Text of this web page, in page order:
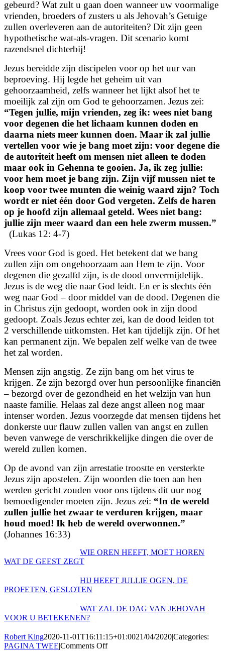
gebeurd? Wat zult u gaan doen wanneer uw voormalige
vrienden, broeders of zusters u als Jehovah’s Getuige
zullen overleveren aan de autoriteiten? Dit zijn geen
hypothetische wat-als-vragen. Dit scenario komt
razendsnel dichterbij!
Jezus bereidde zijn discipelen voor op het uur van
beproeving. Hij legde het geheim uit van
gehoorzaamheid, zelfs wanneer het lijkt alsof het te
moeilijk zal zijn om God te gehoorzamen. Jezus zei:
“Tegen jullie, mijn vrienden, zeg ik: wees niet bang
voor degenen die het lichaam kunnen doden en
daarna niets meer kunnen doen. Maar ik zal jullie
vertellen voor wie je bang moet zijn: voor degene die
de autoriteit heeft om mensen niet alleen te doden
maar ook in Gehenna te gooien. Ja, ik zeg jullie:
voor hem moet je bang zijn. Zijn vijf mussen niet te
koop voor twee munten die weinig waard zijn? Toch
wordt er niet één door God vergeten. Zelfs de haren
op je hoofd zijn allemaal geteld. Wees niet bang:
jullie zijn meer waard dan een hele zwerm mussen.”
(Lukas 12: 4-7)
Vrees voor God is goed. Het betekent dat we bang
zullen zijn om ongehoorzaam aan Hem te zijn. Voor
degenen die gezalfd zijn, is de dood onvermijdelijk.
Jezus is de weg die naar God leidt. En er is slechts één
weg naar God – door middel van de dood. Degenen die
in Christus zijn gedoopt, worden ook in zijn dood
gedoopt. Zoals Jezus echter zei, kan de dood leiden tot
2 verschillende uitkomsten. Het kan tijdelijk zijn. Of het
kan permanent zijn. We bepalen zelf welke van de twee
het zal worden.
Mensen zijn angstig. Ze zijn bang om het virus te
krijgen. Ze zijn bezorgd over hun persoonlijke financiën
– bezorgd over de gezondheid en het welzijn van hun
naaste familie. Helaas zal deze angst alleen nog maar
intenser worden. Jezus voorzegde dat mensen tijdens het
donkerste uur flauw zullen vallen van angst en zullen
beven vanwege de verschrikkelijke dingen die over de
wereld zullen komen.
Op de avond van zijn arrestatie troostte en versterkte
Jezus zijn apostelen. Zijn woorden die toen aan hen
werden gericht zouden voor ons tijdens dit uur nog
bemoedigender moeten zijn. Jezus zei: “In de wereld
zullen jullie het zwaar te verduren krijgen, maar
houd moed! Ik heb de wereld overwonnen.”
(Johannes 16:33)
WIE OREN HEEFT, MOET HOREN
WAT DE GEEST ZEGT
HIJ HEEFT JULLIE OGEN, DE
PROFETEN, GESLOTEN
WAT ZAL DE DAG VAN JEHOVAH
VOOR U BETEKENEN?
Robert King2020-11-01T16:11:15+01:0021/04/2020|Categories:
PAGINA TWEE|Comments Offon